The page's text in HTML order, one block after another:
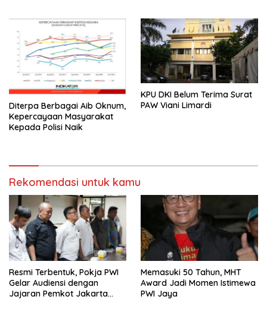
Diterpa Berbagai Aib Oknum,
Kepercayaan Masyarakat
Kepada Polisi Naik
KPU DKI Belum Terima Surat
PAW Viani Limardi
Rekomendasi untuk kamu
Resmi Terbentuk, Pokja PWI
Gelar Audiensi dengan
Jajaran Pemkot Jakarta
Memasuki 50 Tahun, MHT
Award Jadi Momen Istimewa
PWI Jaya